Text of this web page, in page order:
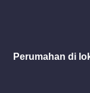
Perumahan di